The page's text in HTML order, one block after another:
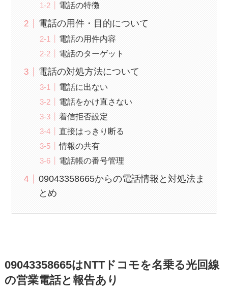
電話の特徴
電話の用件・目的について
電話の用件内容
電話のターゲット
電話の対処方法について
電話に出ない
電話をかけ直さない
着信拒否設定
直接はっきり断る
情報の共有
電話帳の番号管理
09043358665からの電話情報と対処法ま
とめ
09043358665はNTTドコモを名乗る光回線
の営業電話と報告あり